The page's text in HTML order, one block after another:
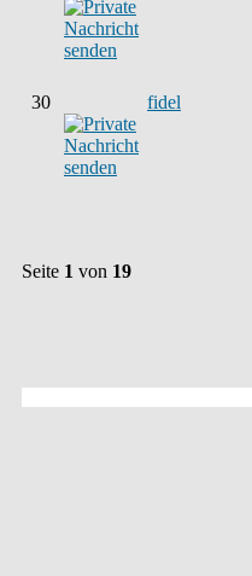
30 fidel
Seite 1 von 19